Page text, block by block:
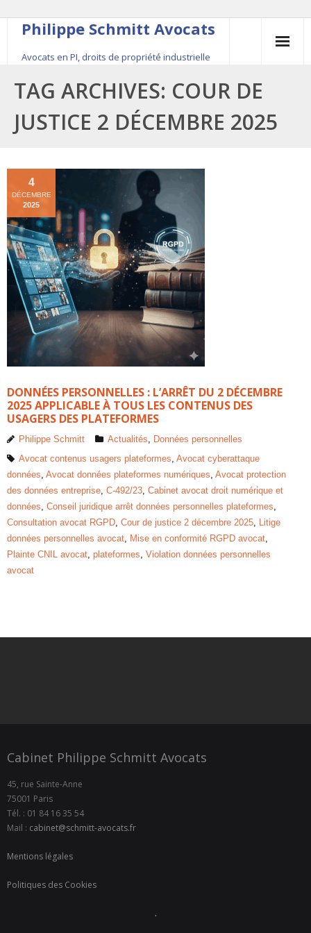
Philippe Schmitt Avocats
Avocats en PI, droits de propriété industrielle
45, rue Saint-Anne, 75001 Paris, +33 (0)1 84 16 35
54
Contact
Le fondateur
Publications
Actualité
TAG ARCHIVES: COUR DE
JUSTICE 2 DÉCEMBRE 2025
DONNÉES PERSONNELLES : L’ARRÊT DU 2 DÉCEMBRE
2025 APPLICABLE À TOUS LES CONTENUS DES
USAGERS DES PLATEFORMES
4
DÉCEMBRE
2025
Philippe Schmitt Actualités, Données personnelles
Avocat contenus usagers plateformes, Avocat cyberattaque
données, Avocat données plateformes numériques, Avocat protection
des données entreprise, C-492/23, Cabinet avocat droit numérique et
données, Conseil juridique arrêt données personnelles plateformes,
Consultation avocat RGPD, Cour de justice 2 décembre 2025, Litige
données personnelles avocat, Mise en conformité RGPD avocat,
Plainte CNIL avocat, plateformes, Violation données personnelles
avocat
Cabinet Philippe Schmitt Avocats
45, rue Sainte-Anne
75001 Paris
Tél. : 01 84 16 35 54
Mail : cabinet@schmitt-avocats.fr
Mentions légales
Politiques des Cookies
.